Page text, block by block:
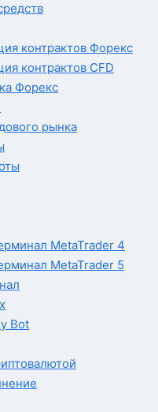
контрактов Форекс
контрактов CFD
Форекс
рынка
MetaTrader 4
MetaTrader 5
Bot